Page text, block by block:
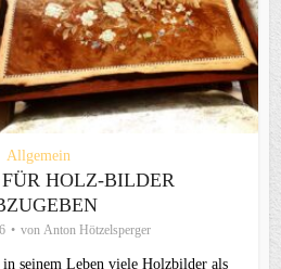
Allgemein
HOLZ-BILDER
von Anton Hötzelsperger
seinem Leben viele Holzbilder als